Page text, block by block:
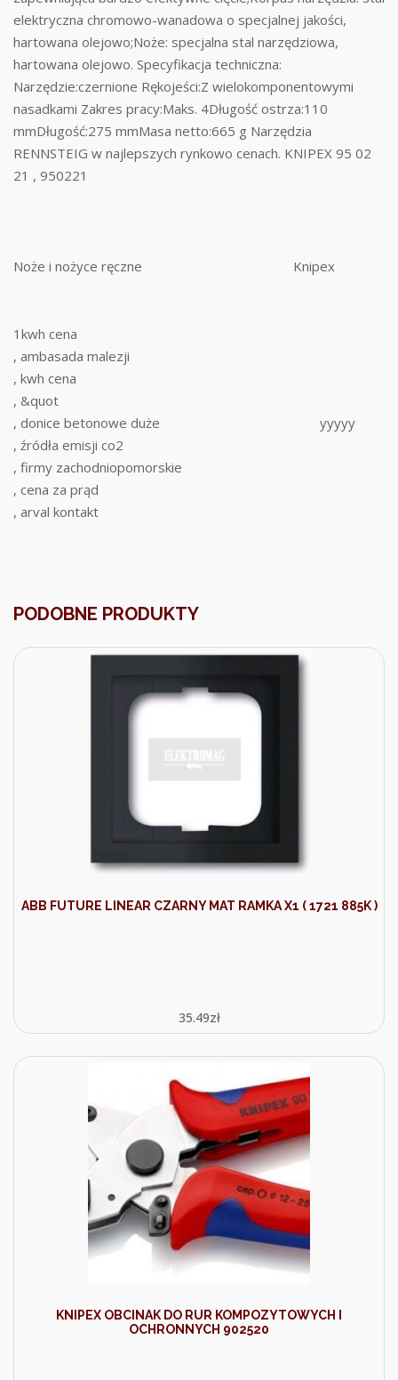
elektryczna chromowo-wanadowa o specjalnej jakości,
hartowana olejowo;Noże: specjalna stal narzędziowa,
hartowana olejowo. Specyfikacja techniczna:
Narzędzie:czernione Rękojeści:Z wielokomponentowymi
nasadkami Zakres pracy:Maks. 4Długość ostrza:110
mmDługość:275 mmMasa netto:665 g Narzędzia
RENNSTEIG w najlepszych rynkowo cenach. KNIPEX 95 02
21 , 950221
Noże i nożyce ręczne Knipex
1kwh cena
, ambasada malezji
, kwh cena
, &quot
, donice betonowe duże
, źródła emisji co2
, firmy zachodniopomorskie
, cena za prąd
, arval kontakt
yyyyy
PODOBNE PRODUKTY
ABB FUTURE LINEAR CZARNY MAT RAMKA X1 ( 1721 885K )
35.49zł
KNIPEX OBCINAK DO RUR KOMPOZYTOWYCH I
OCHRONNYCH 902520